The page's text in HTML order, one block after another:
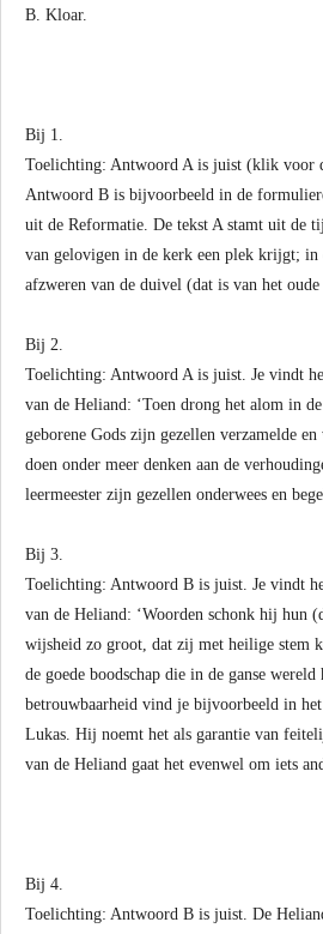
B. Kloar.
Bij 1.
Toelichting: Antwoord A is juist (klik voor
Antwoord B is bijvoorbeeld in de
uit de Reformatie. De tekst A stamt uit de
van gelovigen in de kerk een plek krijgt; in
afzweren van de duivel (dat is van het
Bij 2.
Toelichting: Antwoord A is juist. Je vindt
van de Heliand: ‘Toen drong het alom in
geborene Gods zijn gezellen verzamelde
doen onder meer denken aan de
leermeester zijn gezellen onderwees en
Bij 3.
Toelichting: Antwoord B is juist. Je vindt
van de Heliand: ‘Woorden schonk hij hun
wijsheid zo groot, dat zij met heilige stem
de goede boodschap die in de ganse
betrouwbaarheid vind je bijvoorbeeld in
Lukas. Hij noemt het als garantie van
van de Heliand gaat het evenwel om iets
Bij 4.
Toelichting: Antwoord B is juist. De